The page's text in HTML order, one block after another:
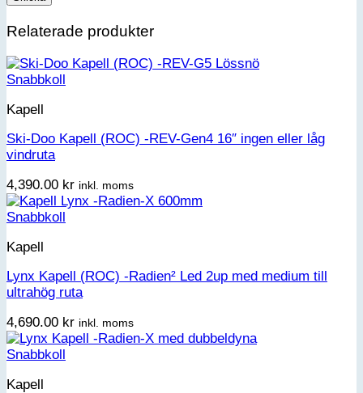
Relaterade produkter
Snabbkoll
Kapell
Ski-Doo Kapell (ROC) -REV-Gen4 16″ ingen eller låg
vindruta
4,390.00 kr inkl. moms
Snabbkoll
Kapell
Lynx Kapell (ROC) -Radien² Led 2up med medium till
ultrahög ruta
4,690.00 kr inkl. moms
Snabbkoll
Kapell